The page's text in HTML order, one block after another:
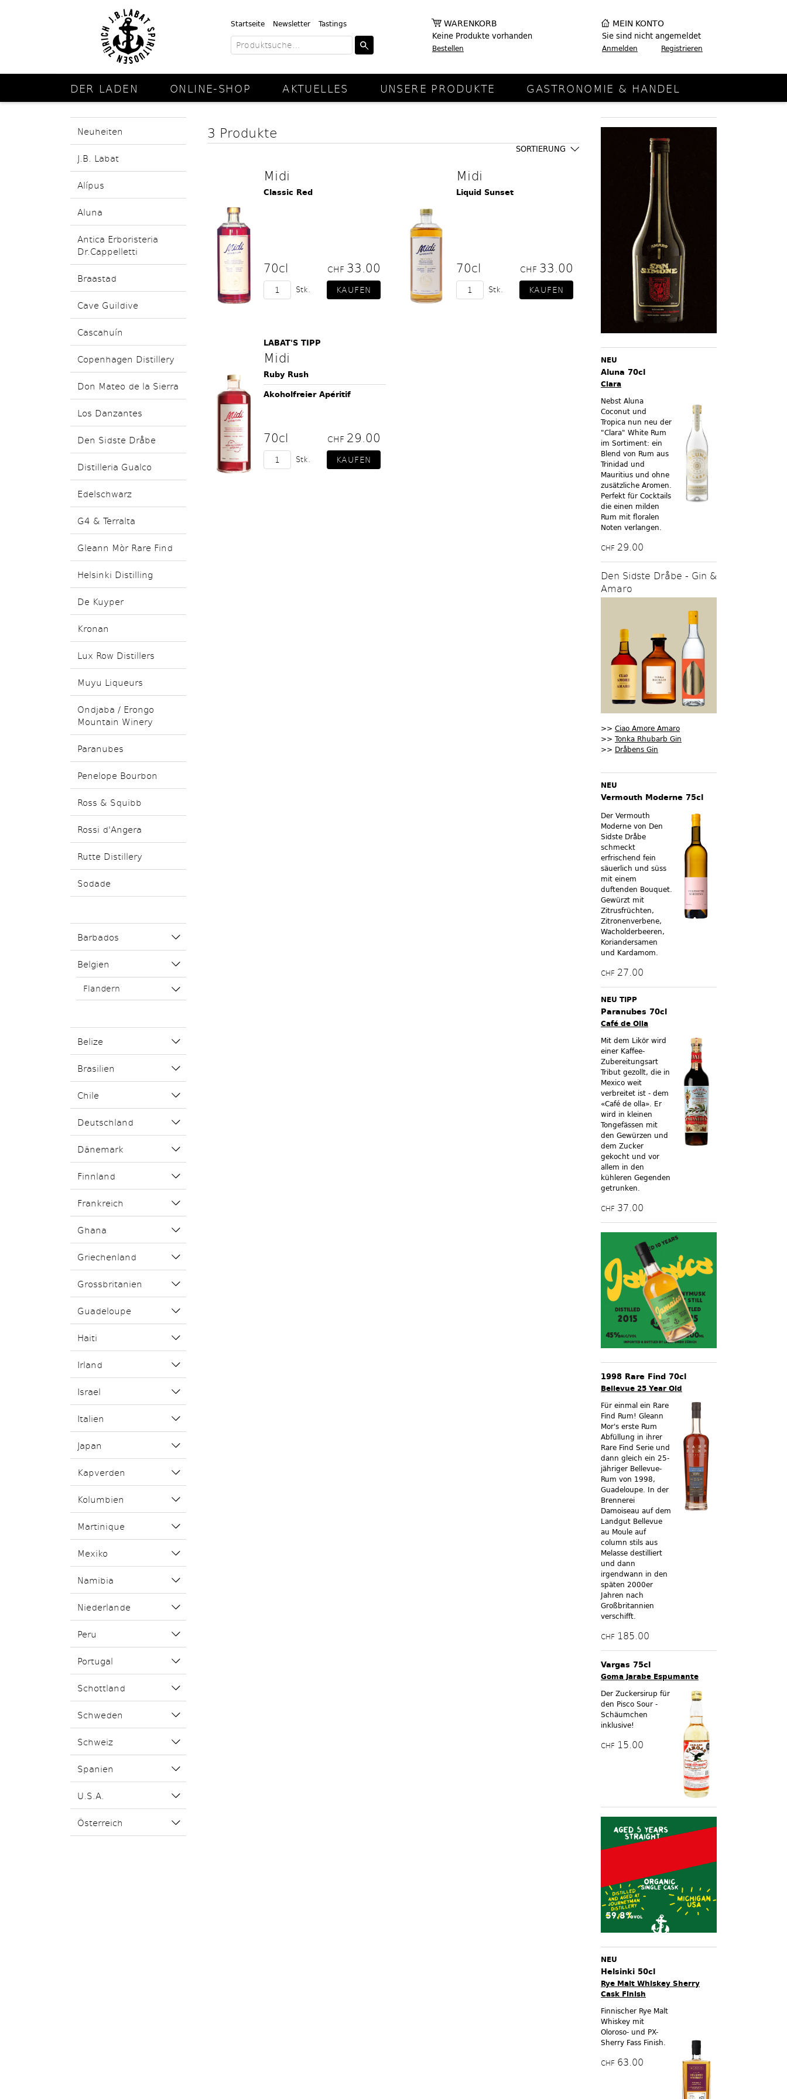
Startseite Newsletter Tastings WARENKORB
Keine Produkte vorhanden
Bestellen
MEIN KONTO
Sie sind nicht angemeldet
Anmelden Registrieren
DER LADEN ONLINE-SHOP AKTUELLES UNSERE PRODUKTE GASTRONOMIE & HANDEL
Neuheiten
J.B. Labat
Alípus
Aluna
Antica Erboristeria
Dr.Cappelletti
Braastad
Cave Guildive
Cascahuín
Copenhagen Distillery
Don Mateo de la Sierra
Los Danzantes
Den Sidste Dråbe
Distilleria Gualco
Edelschwarz
G4 & Terralta
Gleann Mòr Rare Find
Helsinki Distilling
De Kuyper
Kronan
Lux Row Distillers
Muyu Liqueurs
Ondjaba / Erongo
Mountain Winery
Paranubes
Penelope Bourbon
Ross & Squibb
Rossi d'Angera
Rutte Distillery
Sodade
Barbados
Belgien
Flandern
Belize
Brasilien
Chile
Deutschland
Dänemark
Finnland
Frankreich
Ghana
Griechenland
Grossbritanien
Guadeloupe
Haiti
Irland
Israel
Italien
Japan
Kapverden
Kolumbien
Martinique
Mexiko
Namibia
Niederlande
Peru
Portugal
Schottland
Schweden
Schweiz
Spanien
U.S.A.
Österreich
3 Produkte
SORTIERUNG
Midi
Classic Red
70cl CHF 33.00
Stk.
Midi
Liquid Sunset
70cl CHF 33.00
Stk.
LABAT'S TIPP
Midi
Ruby Rush
Akoholfreier Apéritif
70cl CHF 29.00
Stk.
NEU
Aluna 70cl
Clara
Nebst Aluna
Coconut und
Tropica nun neu der
"Clara" White Rum
im Sortiment: ein
Blend von Rum aus
Trinidad und
Mauritius und ohne
zusätzliche Aromen.
Perfekt für Cocktails
die einen milden
Rum mit floralen
Noten verlangen.
CHF 29.00
Den Sidste Dråbe - Gin &
Amaro
>> Ciao Amore Amaro
>> Tonka Rhubarb Gin
>> Dråbens Gin
NEU
Vermouth Moderne 75cl
Der Vermouth
Moderne von Den
Sidste Dråbe
schmeckt
erfrischend fein
säuerlich und süss
mit einem
duftenden Bouquet.
Gewürzt mit
Zitrusfrüchten,
Zitronenverbene,
Wacholderbeeren,
Koriandersamen
und Kardamom.
CHF 27.00
NEU TIPP
Paranubes 70cl
Café de Olla
Mit dem Likör wird
einer Kaffee-
Zubereitungsart
Tribut gezollt, die in
Mexico weit
verbreitet ist - dem
«Café de olla». Er
wird in kleinen
Tongefässen mit
den Gewürzen und
dem Zucker
gekocht und vor
allem in den
kühleren Gegenden
getrunken.
CHF 37.00
1998 Rare Find 70cl
Bellevue 25 Year Old
Für einmal ein Rare
Find Rum! Gleann
Mor's erste Rum
Abfüllung in ihrer
Rare Find Serie und
dann gleich ein 25-
jähriger Bellevue-
Rum von 1998,
Guadeloupe. In der
Brennerei
Damoiseau auf dem
Landgut Bellevue
au Moule auf
column stils aus
Melasse destilliert
und dann
irgendwann in den
späten 2000er
Jahren nach
Großbritannien
verschifft.
CHF 185.00
Vargas 75cl
Goma Jarabe Espumante
Der Zuckersirup für
den Pisco Sour -
Schäumchen
inklusive!
CHF 15.00
NEU
Helsinki 50cl
Rye Malt Whiskey Sherry
Cask Finish
Finnischer Rye Malt
Whiskey mit
Oloroso- und PX-
Sherry Fass Finish.
CHF 63.00